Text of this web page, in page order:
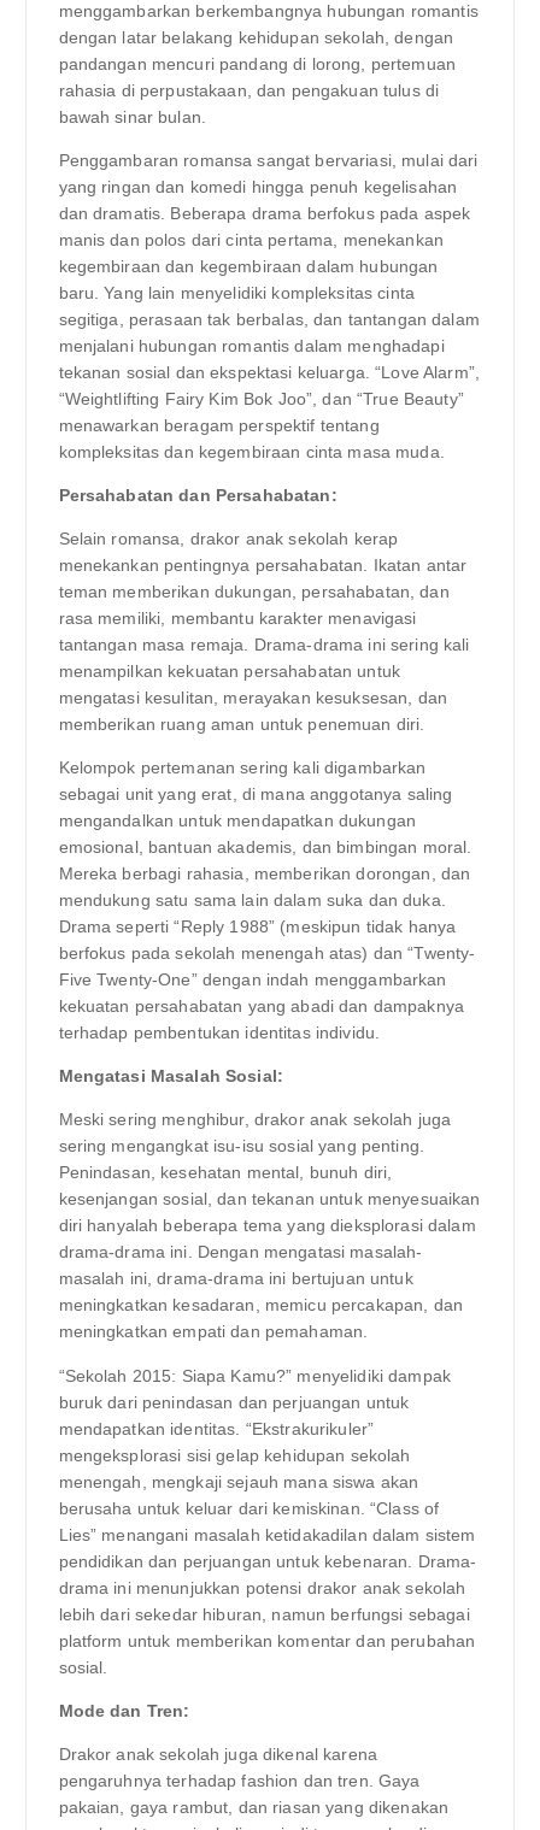
menggambarkan berkembangnya hubungan romantis
dengan latar belakang kehidupan sekolah, dengan
pandangan mencuri pandang di lorong, pertemuan
rahasia di perpustakaan, dan pengakuan tulus di
bawah sinar bulan.
Penggambaran romansa sangat bervariasi, mulai dari
yang ringan dan komedi hingga penuh kegelisahan
dan dramatis. Beberapa drama berfokus pada aspek
manis dan polos dari cinta pertama, menekankan
kegembiraan dan kegembiraan dalam hubungan
baru. Yang lain menyelidiki kompleksitas cinta
segitiga, perasaan tak berbalas, dan tantangan dalam
menjalani hubungan romantis dalam menghadapi
tekanan sosial dan ekspektasi keluarga. “Love Alarm”,
“Weightlifting Fairy Kim Bok Joo”, dan “True Beauty”
menawarkan beragam perspektif tentang
kompleksitas dan kegembiraan cinta masa muda.
Persahabatan dan Persahabatan:
Selain romansa, drakor anak sekolah kerap
menekankan pentingnya persahabatan. Ikatan antar
teman memberikan dukungan, persahabatan, dan
rasa memiliki, membantu karakter menavigasi
tantangan masa remaja. Drama-drama ini sering kali
menampilkan kekuatan persahabatan untuk
mengatasi kesulitan, merayakan kesuksesan, dan
memberikan ruang aman untuk penemuan diri.
Kelompok pertemanan sering kali digambarkan
sebagai unit yang erat, di mana anggotanya saling
mengandalkan untuk mendapatkan dukungan
emosional, bantuan akademis, dan bimbingan moral.
Mereka berbagi rahasia, memberikan dorongan, dan
mendukung satu sama lain dalam suka dan duka.
Drama seperti “Reply 1988” (meskipun tidak hanya
berfokus pada sekolah menengah atas) dan “Twenty-
Five Twenty-One” dengan indah menggambarkan
kekuatan persahabatan yang abadi dan dampaknya
terhadap pembentukan identitas individu.
Mengatasi Masalah Sosial:
Meski sering menghibur, drakor anak sekolah juga
sering mengangkat isu-isu sosial yang penting.
Penindasan, kesehatan mental, bunuh diri,
kesenjangan sosial, dan tekanan untuk menyesuaikan
diri hanyalah beberapa tema yang dieksplorasi dalam
drama-drama ini. Dengan mengatasi masalah-
masalah ini, drama-drama ini bertujuan untuk
meningkatkan kesadaran, memicu percakapan, dan
meningkatkan empati dan pemahaman.
“Sekolah 2015: Siapa Kamu?” menyelidiki dampak
buruk dari penindasan dan perjuangan untuk
mendapatkan identitas. “Ekstrakurikuler”
mengeksplorasi sisi gelap kehidupan sekolah
menengah, mengkaji sejauh mana siswa akan
berusaha untuk keluar dari kemiskinan. “Class of
Lies” menangani masalah ketidakadilan dalam sistem
pendidikan dan perjuangan untuk kebenaran. Drama-
drama ini menunjukkan potensi drakor anak sekolah
lebih dari sekedar hiburan, namun berfungsi sebagai
platform untuk memberikan komentar dan perubahan
sosial.
Mode dan Tren:
Drakor anak sekolah juga dikenal karena
pengaruhnya terhadap fashion dan tren. Gaya
pakaian, gaya rambut, dan riasan yang dikenakan